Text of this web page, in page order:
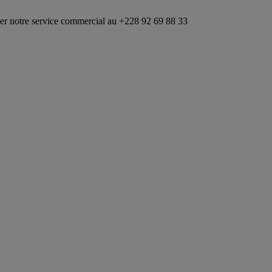
commercial au +228 92 69 88 33